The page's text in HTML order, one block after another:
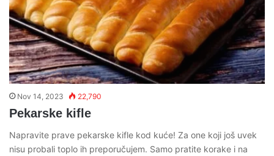
Nov 14, 2023 22,790
Pekarske kifle
Napravite prave pekarske kifle kod kuće! Za one koji još uvek
nisu probali toplo ih preporučujem. Samo pratite korake i na